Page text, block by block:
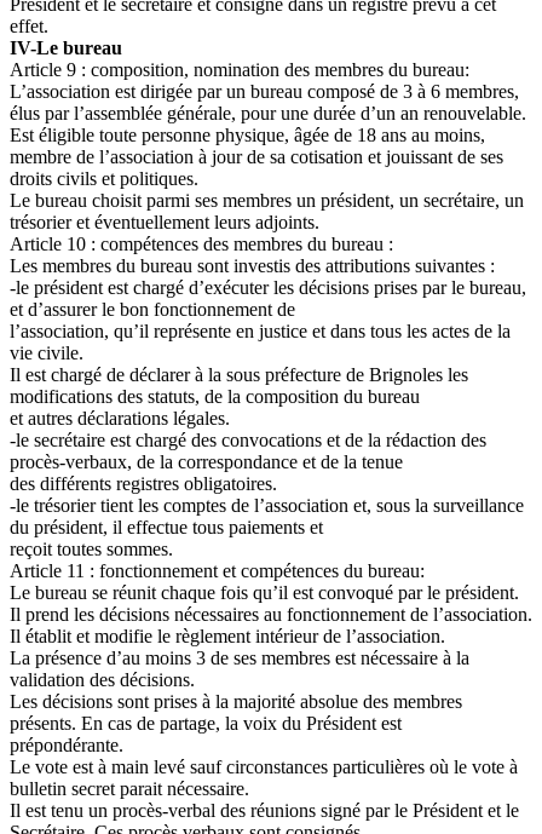
Président et le secrétaire et consigné dans un registre prévu à cet
effet.
IV-Le bureau
Article 9 : composition, nomination des membres du bureau:
L’association est dirigée par un bureau composé de 3 à 6 membres,
élus par l’assemblée générale, pour une durée d’un an renouvelable.
Est éligible toute personne physique, âgée de 18 ans au moins,
membre de l’association à jour de sa cotisation et jouissant de ses
droits civils et politiques.
Le bureau choisit parmi ses membres un président, un secrétaire, un
trésorier et éventuellement leurs adjoints.
Article 10 : compétences des membres du bureau :
Les membres du bureau sont investis des attributions suivantes :
-le président est chargé d’exécuter les décisions prises par le bureau,
et d’assurer le bon fonctionnement de
l’association, qu’il représente en justice et dans tous les actes de la
vie civile.
Il est chargé de déclarer à la sous préfecture de Brignoles les
modifications des statuts, de la composition du bureau
et autres déclarations légales.
-le secrétaire est chargé des convocations et de la rédaction des
procès-verbaux, de la correspondance et de la tenue
des différents registres obligatoires.
-le trésorier tient les comptes de l’association et, sous la surveillance
du président, il effectue tous paiements et
reçoit toutes sommes.
Article 11 : fonctionnement et compétences du bureau:
Le bureau se réunit chaque fois qu’il est convoqué par le président.
Il prend les décisions nécessaires au fonctionnement de l’association.
Il établit et modifie le règlement intérieur de l’association.
La présence d’au moins 3 de ses membres est nécessaire à la
validation des décisions.
Les décisions sont prises à la majorité absolue des membres
présents. En cas de partage, la voix du Président est
prépondérante.
Le vote est à main levé sauf circonstances particulières où le vote à
bulletin secret parait nécessaire.
Il est tenu un procès-verbal des réunions signé par le Président et le